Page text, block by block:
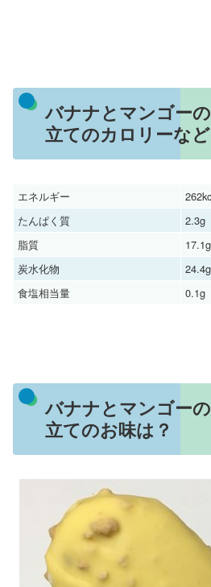
バナナとマンゴー
立てのカロリーなど
エネルギー
たんぱく質
2.3g
脂質
17.1g
炭水化物
24.4g
食塩相当量
0.1g
バナナとマンゴー
立てのお味は？